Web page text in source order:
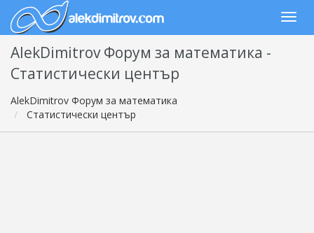
AlekDimitrov Форум за математика -
Статистически център
AlekDimitrov Форум за математика
Статистически център